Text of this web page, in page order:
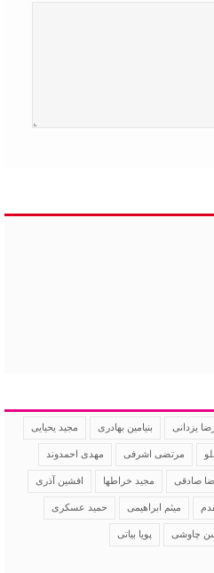
یزدانی بنیامین بهادری مجید یحیایی
مرتضی اشرفی مهدی احمدوند
صادقی مجید خراطها افشین آذری
میثم ابراهیمی حمید عسکری
چاوشی پویا بیاتی